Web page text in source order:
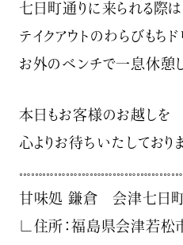
七日町通りに来られる際
テイクアウトのわらびもち
お外のベンチで一息休憩
本日もお客様のお越しを
心よりお待ちいたしており
甘味処 鎌倉 会津七日町
∟住所：福島県会津若